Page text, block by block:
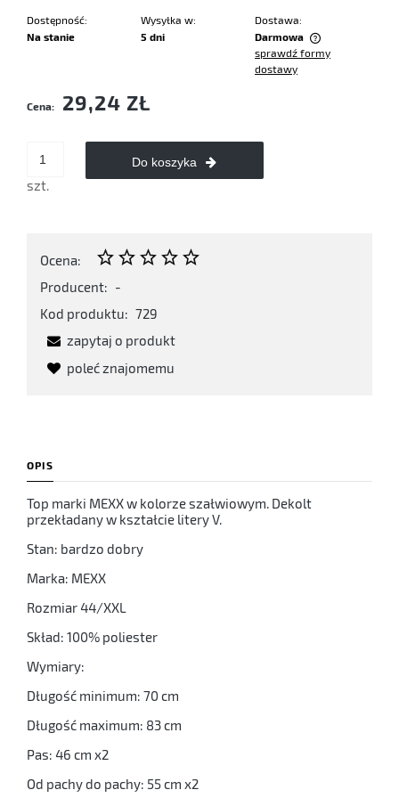
Dostępność:
Na stanie
Wysyłka w:
5 dni
Dostawa:
Darmowa
Cena nie zawiera ewentualnych kosztów płatności
sprawdź formy
dostawy
Cena: 29,24 ZŁ
szt.
Do koszyka
Ocena:
Producent: -
Kod produktu: 729
zapytaj o produkt
poleć znajomemu
OPIS
Top marki MEXX w kolorze szałwiowym. Dekolt
przekładany w kształcie litery V.
Stan: bardzo dobry
Marka: MEXX
Rozmiar 44/XXL
Skład: 100% poliester
Wymiary:
Długość minimum: 70 cm
Długość maximum: 83 cm
Pas: 46 cm x2
Od pachy do pachy: 55 cm x2